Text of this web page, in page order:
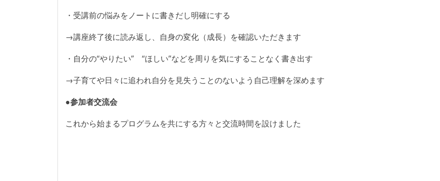
・受講前の悩みをノートに書きだし明確にする
→講座終了後に読み返し、自身の変化（成長）を確認いただきます
・自分の“やりたい” “ほしい”などを周りを気にすることなく書き出す
→子育てや日々に追われ自分を見失うことのないよう自己理解を深めます
●参加者交流会
これから始まるプログラムを共にする方々と交流時間を設けました